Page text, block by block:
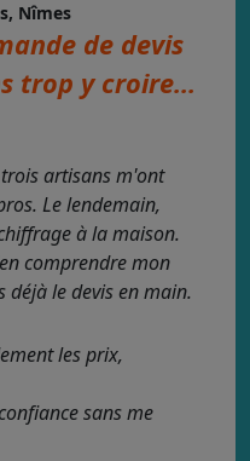
Nîmes
de devis
trop y croire...
artisans m'ont
Le lendemain,
à la maison.
comprendre mon
déjà le devis en main.
les prix,
sans me